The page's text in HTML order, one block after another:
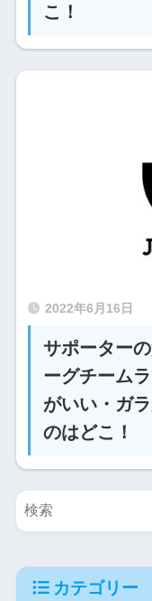
こ！
2022年6月16日
サポーター
ーグチーム
がいい・ガ
のはどこ！
カテゴリー